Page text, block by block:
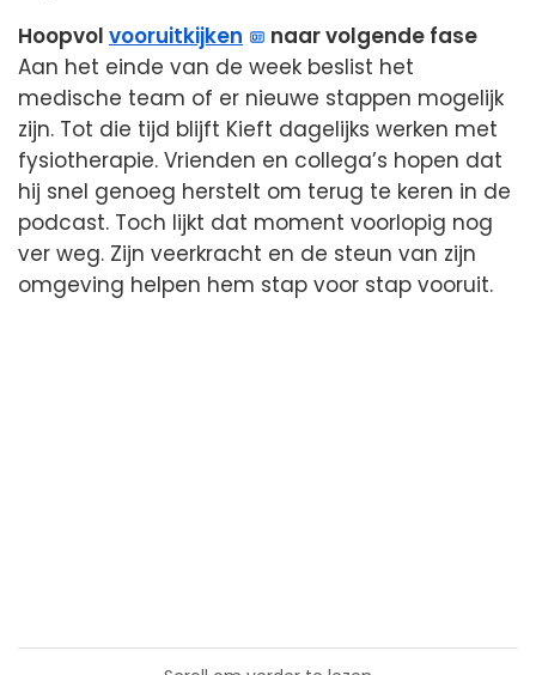
Hoopvol vooruitkijken
naar volgende fase
Aan het einde van de week beslist het
medische team of er nieuwe stappen mogelijk
zijn. Tot die tijd blijft Kieft dagelijks werken met
fysiotherapie. Vrienden en collega’s hopen dat
hij snel genoeg herstelt om terug te keren in de
podcast. Toch lijkt dat moment voorlopig nog
ver weg. Zijn veerkracht en de steun van zijn
omgeving helpen hem stap voor stap vooruit.